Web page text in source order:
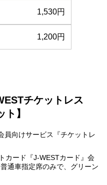
1,530円
1,200円
チケットレス
ト】
員向けサービス『チケットレ
カード『J-WESTカード』会
通車指定席のみで、グリーン